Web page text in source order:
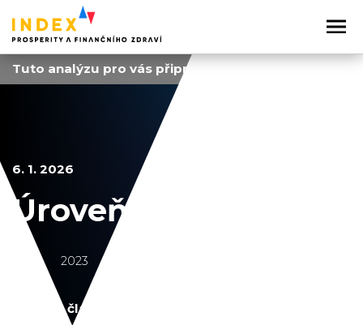
Tuto analýzu pro vás připravujeme.
6. 1. 2026
Úroveň bydlení
2023
Sdílejte článek